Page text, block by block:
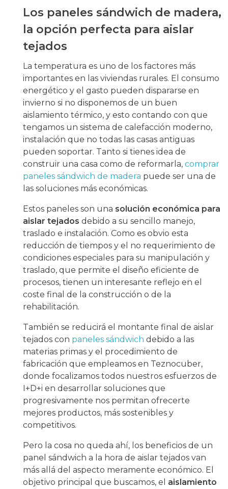
Los paneles sándwich de madera,
la opción perfecta para aislar
tejados
La temperatura es uno de los factores más
importantes en las viviendas rurales. El consumo
energético y el gasto pueden dispararse en
invierno si no disponemos de un buen
aislamiento térmico, y esto contando con que
tengamos un sistema de calefacción moderno,
instalación que no todas las casas antiguas
pueden soportar. Tanto si tienes idea de
construir una casa como de reformarla, comprar
paneles sándwich de madera puede ser una de
las soluciones más económicas.
Estos paneles son una solución económica para
aislar tejados debido a su sencillo manejo,
traslado e instalación. Como es obvio esta
reducción de tiempos y el no requerimiento de
condiciones especiales para su manipulación y
traslado, que permite el diseño eficiente de
procesos, tienen un interesante reflejo en el
coste final de la construcción o de la
rehabilitación.
También se reducirá el montante final de aislar
tejados con paneles sándwich debido a las
materias primas y el procedimiento de
fabricación que empleamos en Teznocuber,
donde focalizamos todos nuestros esfuerzos de
I+D+i en desarrollar soluciones que
progresivamente nos permitan ofrecerte
mejores productos, más sostenibles y
competitivos.
Pero la cosa no queda ahí, los beneficios de un
panel sándwich a la hora de aislar tejados van
más allá del aspecto meramente económico. El
objetivo principal que buscamos, el aislamiento